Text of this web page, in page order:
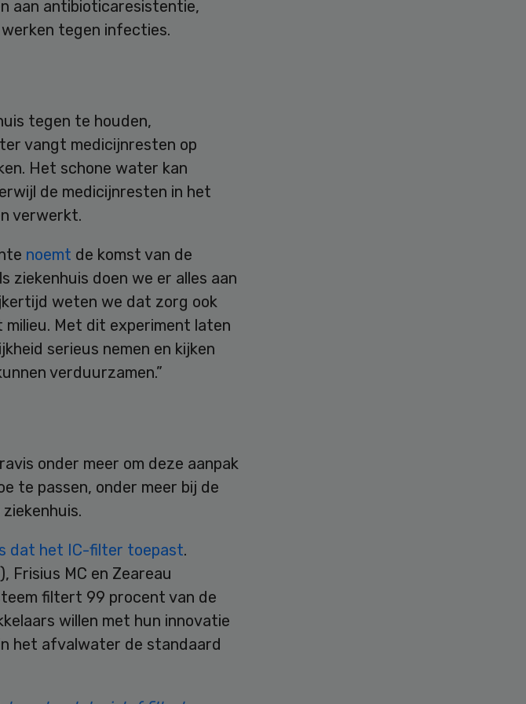
aan antibioticaresistentie,
tegen infecties.
tegen te houden,
vangt medicijnresten op
Het schone water kan
de medicijnresten in het
verwerkt.
noemt de komst van de
ziekenhuis doen we er alles aan
weten we dat zorg ook
Met dit experiment laten
serieus nemen en kijken
verduurzamen.”
onder meer om deze aanpak
te passen, onder meer bij de
dat het IC-filter toepast.
Frisius MC en Zeareau
filtert 99 procent van de
willen met hun innovatie
het afvalwater de standaard